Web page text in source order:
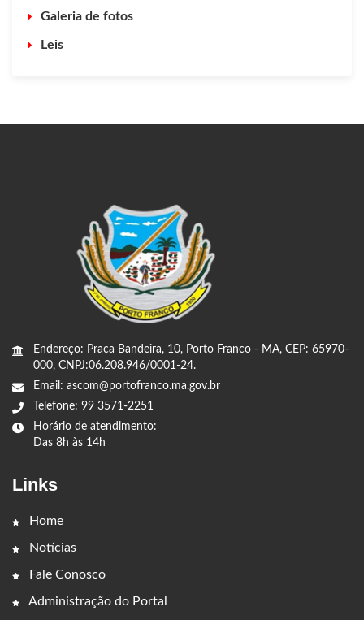
Galeria de fotos
Leis
Endereço: Praca Bandeira, 10, Porto Franco - MA, CEP: 65970-
000, CNPJ:06.208.946/0001-24.
Email: ascom@portofranco.ma.gov.br
Telefone: 99 3571-2251
Horário de atendimento:
Das 8h às 14h
Links
Home
Notícias
Fale Conosco
Administração do Portal